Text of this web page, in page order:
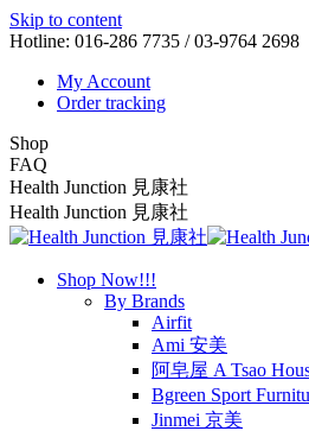
Skip to content
Hotline: 016-286 7735 / 03-9764 2698
My Account
Order tracking
Shop
FAQ
Health Junction 見康社
Health Junction 見康社
Shop Now!!!
By Brands
Airfit
Ami 安美
阿皂屋 A Tsao
Bgreen Sport
Jinmei 京美